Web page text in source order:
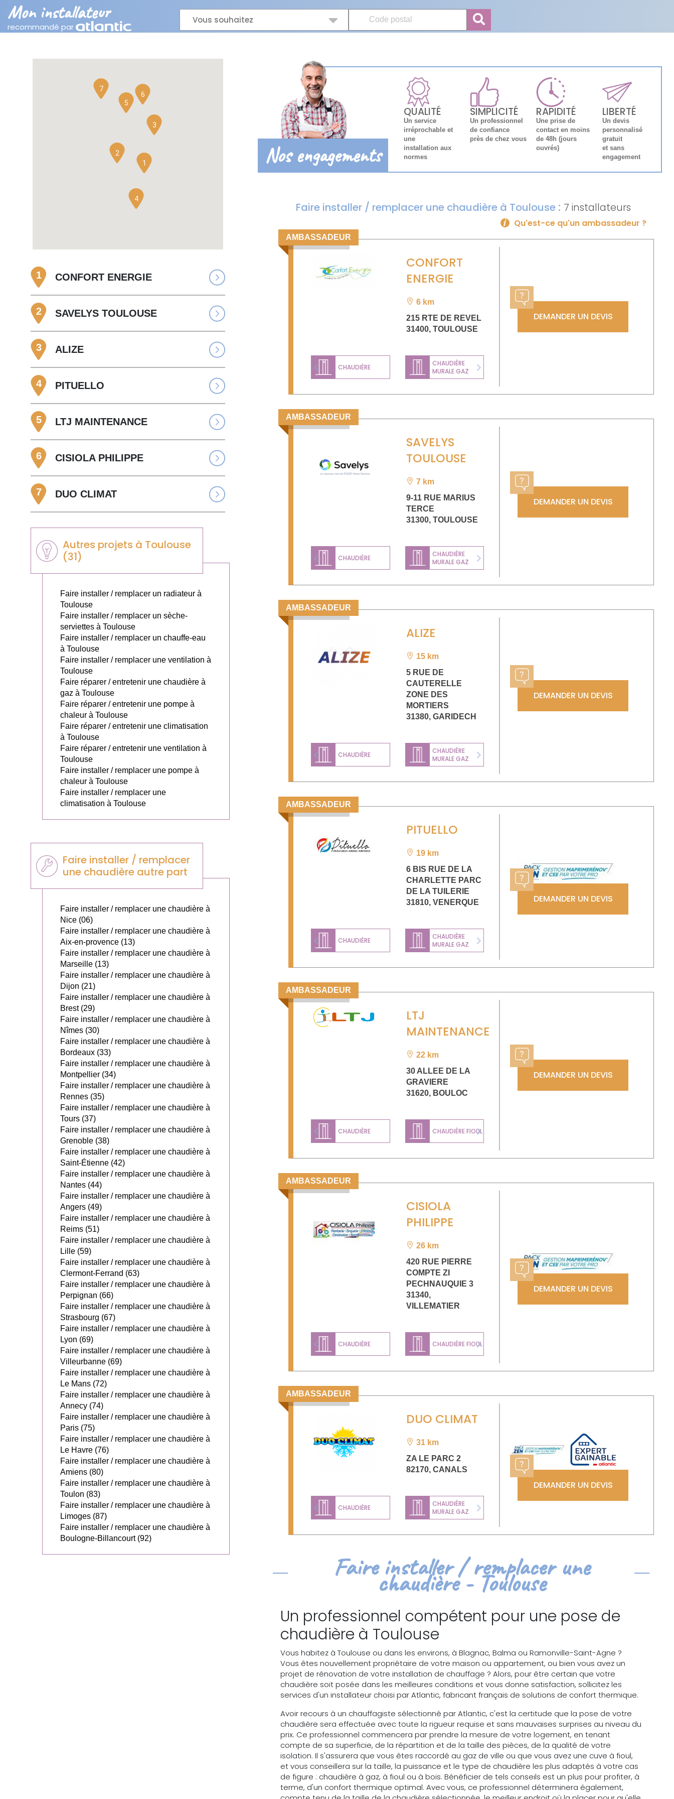
Mon installateur
recommandé par
Vous souhaitez
1
2
3
4
5
6
7
1 CONFORT ENERGIE
2 SAVELYS TOULOUSE
3 ALIZE
4 PITUELLO
5 LTJ MAINTENANCE
6 CISIOLA PHILIPPE
7 DUO CLIMAT
Autres projets à Toulouse
(31)
Faire installer / remplacer un radiateur à
Toulouse
Faire installer / remplacer un sèche-
serviettes à Toulouse
Faire installer / remplacer un chauffe-eau
à Toulouse
Faire installer / remplacer une ventilation à
Toulouse
Faire réparer / entretenir une chaudière à
gaz à Toulouse
Faire réparer / entretenir une pompe à
chaleur à Toulouse
Faire réparer / entretenir une climatisation
à Toulouse
Faire réparer / entretenir une ventilation à
Toulouse
Faire installer / remplacer une pompe à
chaleur à Toulouse
Faire installer / remplacer une
climatisation à Toulouse
Faire installer / remplacer
une chaudière autre part
Faire installer / remplacer une chaudière à
Nice (06)
Faire installer / remplacer une chaudière à
Aix-en-provence (13)
Faire installer / remplacer une chaudière à
Marseille (13)
Faire installer / remplacer une chaudière à
Dijon (21)
Faire installer / remplacer une chaudière à
Brest (29)
Faire installer / remplacer une chaudière à
Nîmes (30)
Faire installer / remplacer une chaudière à
Bordeaux (33)
Faire installer / remplacer une chaudière à
Montpellier (34)
Faire installer / remplacer une chaudière à
Rennes (35)
Faire installer / remplacer une chaudière à
Tours (37)
Faire installer / remplacer une chaudière à
Grenoble (38)
Faire installer / remplacer une chaudière à
Saint-Étienne (42)
Faire installer / remplacer une chaudière à
Nantes (44)
Faire installer / remplacer une chaudière à
Angers (49)
Faire installer / remplacer une chaudière à
Reims (51)
Faire installer / remplacer une chaudière à
Lille (59)
Faire installer / remplacer une chaudière à
Clermont-Ferrand (63)
Faire installer / remplacer une chaudière à
Perpignan (66)
Faire installer / remplacer une chaudière à
Strasbourg (67)
Faire installer / remplacer une chaudière à
Lyon (69)
Faire installer / remplacer une chaudière à
Villeurbanne (69)
Faire installer / remplacer une chaudière à
Le Mans (72)
Faire installer / remplacer une chaudière à
Annecy (74)
Faire installer / remplacer une chaudière à
Paris (75)
Faire installer / remplacer une chaudière à
Le Havre (76)
Faire installer / remplacer une chaudière à
Amiens (80)
Faire installer / remplacer une chaudière à
Toulon (83)
Faire installer / remplacer une chaudière à
Limoges (87)
Faire installer / remplacer une chaudière à
Boulogne-Billancourt (92)
Nos engagements
QUALITÉ
Un service
irréprochable et
une
installation aux
normes
SIMPLICITÉ
Un professionnel
de confiance
près de chez vous
RAPIDITÉ
Une prise de
contact en moins
de 48h (jours
ouvrés)
LIBERTÉ
Un devis
personnalisé
gratuit
et sans
engagement
Faire installer / remplacer une chaudière à Toulouse : 7 installateurs
Qu'est-ce qu'un ambassadeur ?
AMBASSADEUR
CONFORT
ENERGIE
6 km
215 RTE DE REVEL
31400,TOULOUSE
CHAUDIÈRE
CHAUDIÈRE
MURALE GAZ
Previous Next
DEMANDER UN DEVIS
AMBASSADEUR
SAVELYS
TOULOUSE
7 km
9-11 RUE MARIUS
TERCE
31300,TOULOUSE
CHAUDIÈRE
CHAUDIÈRE
MURALE GAZ
Previous Next
DEMANDER UN DEVIS
AMBASSADEUR
ALIZE
15 km
5 RUE DE
CAUTERELLE
ZONE DES
MORTIERS
31380,GARIDECH
CHAUDIÈRE
CHAUDIÈRE
MURALE GAZ
Previous Next
DEMANDER UN DEVIS
AMBASSADEUR
PITUELLO
19 km
6 BIS RUE DE LA
CHARLETTE PARC
DE LA TUILERIE
31810,VENERQUE
CHAUDIÈRE
CHAUDIÈRE
MURALE GAZ
Previous Next
DEMANDER UN DEVIS
AMBASSADEUR
LTJ
MAINTENANCE
22 km
30 ALLEE DE LA
GRAVIERE
31620, BOULOC
CHAUDIÈRE CHAUDIÈRE FIOUL
Previous Next
DEMANDER UN DEVIS
AMBASSADEUR
CISIOLA
PHILIPPE
26 km
420 RUE PIERRE
COMPTE ZI
PECHNAUQUIE 3
31340,
VILLEMATIER
CHAUDIÈRE CHAUDIÈRE FIOUL
Previous Next
DEMANDER UN DEVIS
AMBASSADEUR
DUO CLIMAT
31 km
ZA LE PARC 2
82170,CANALS
CHAUDIÈRE
CHAUDIÈRE
MURALE GAZ
CHAUFFE-EAU
Previous Next
DEMANDER UN DEVIS
Faire installer / remplacer une
chaudière - Toulouse
Un professionnel compétent pour une pose de
chaudière à Toulouse
Vous habitez à Toulouse ou dans les environs, à Blagnac, Balma ou Ramonville-Saint-Agne ?
Vous êtes nouvellement propriétaire de votre maison ou appartement, ou bien vous avez un
projet de rénovation de votre installation de chauffage ? Alors, pour être certain que votre
chaudière soit posée dans les meilleures conditions et vous donne satisfaction, sollicitez les
services d'un installateur choisi par Atlantic, fabricant français de solutions de confort thermique.
Avoir recours à un chauffagiste sélectionné par Atlantic, c'est la certitude que la pose de votre
chaudière sera effectuée avec toute la rigueur requise et sans mauvaises surprises au niveau du
prix. Ce professionnel commencera par prendre la mesure de votre logement, en tenant
compte de sa superficie, de la répartition et de la taille des pièces, de la qualité de votre
isolation. Il s'assurera que vous êtes raccordé au gaz de ville ou que vous avez une cuve à fioul,
et vous conseillera sur la taille, la puissance et le type de chaudière les plus adaptés à votre cas
de figure : chaudière à gaz, à fioul ou à bois. Bénéficier de tels conseils est un plus pour profiter, à
terme, d'un confort thermique optimal. Avec vous, ce professionnel déterminera également,